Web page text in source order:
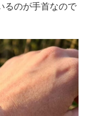
るのが手首なので